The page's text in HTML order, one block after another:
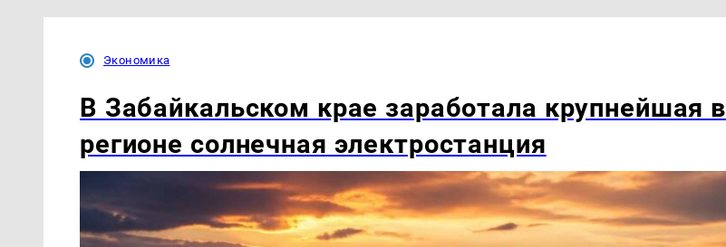
Экономика
В Забайкальском крае заработала крупнейшая в
регионе солнечная электростанция